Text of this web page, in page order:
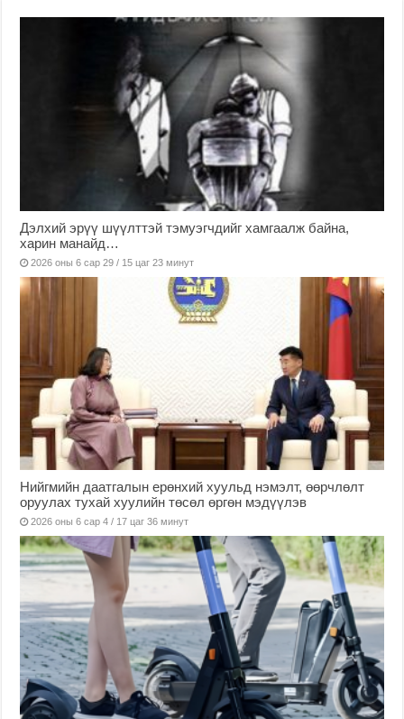
Дэлхий эрүү шүүлттэй тэмуэгчдийг хамгаалж байна,
харин манайд…
2026 оны 6 сар 29 / 15 цаг 23 минут
Нийгмийн даатгалын ерөнхий хуульд нэмэлт, өөрчлөлт
оруулах тухай хуулийн төсөл өргөн мэдүүлэв
2026 оны 6 сар 4 / 17 цаг 36 минут